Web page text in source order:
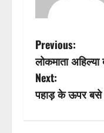
P
o
s
Previous:
लोकमाता
Next:
पहाड़ के ऊपर बसे